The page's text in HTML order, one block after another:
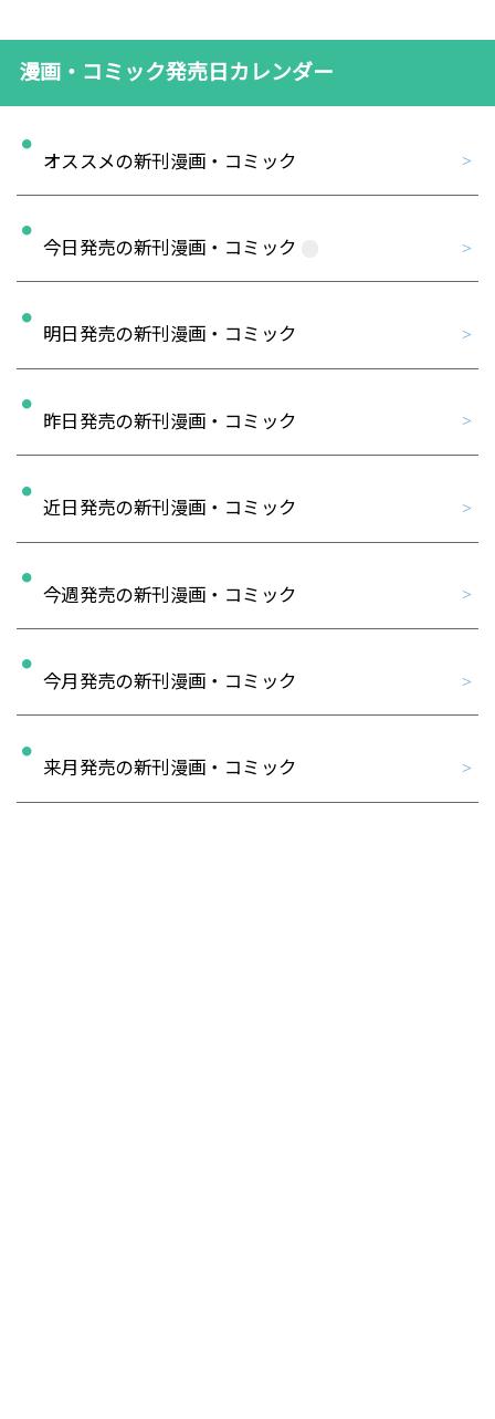
漫画・コミック発売日カレンダー
オススメの新刊漫画・コミック
今日発売の新刊漫画・コミック
明日発売の新刊漫画・コミック
昨日発売の新刊漫画・コミック
近日発売の新刊漫画・コミック
今週発売の新刊漫画・コミック
今月発売の新刊漫画・コミック
来月発売の新刊漫画・コミック